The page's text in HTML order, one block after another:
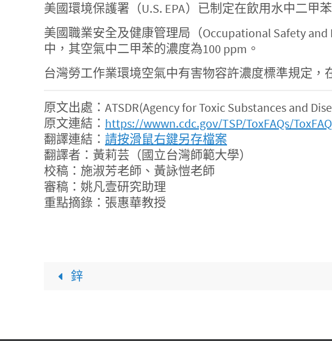
美國環境保護署（U.S. EPA）已制定在飲用水中二甲
美國職業安全及健康管理局（Occupational Safety
中，其空氣中二甲苯的濃度為100 ppm。
台灣勞工作業環境空氣中有害物容許濃度標準規定，
原文出處：ATSDR(Agency for Toxic Substances and
原文連結： https://wwwn.cdc.gov/TSP/ToxFAQs/
翻譯連結： 請按滑鼠右鍵另存檔案
翻譯者：黃莉芸（國立台灣師範大學）
校稿：施淑芳老師、黃詠愷老師
審稿：姚凡壹研究助理
重點摘錄：張惠華教授
鋅